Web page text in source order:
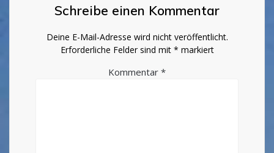
Schreibe einen Kommentar
Deine E-Mail-Adresse wird nicht veröffentlicht.
Erforderliche Felder sind mit * markiert
Kommentar *